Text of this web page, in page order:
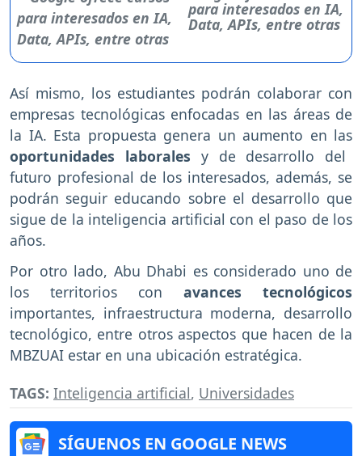
para interesados en IA,
Data, APIs, entre otras
Así mismo, los estudiantes podrán colaborar con
empresas tecnológicas enfocadas en las áreas de
la IA. Esta propuesta genera un aumento en las
oportunidades laborales y de desarrollo del
futuro profesional de los interesados, además, se
podrán seguir educando sobre el desarrollo que
sigue de la inteligencia artificial con el paso de los
años.
Por otro lado, Abu Dhabi es considerado uno de
los territorios con avances tecnológicos
importantes, infraestructura moderna, desarrollo
tecnológico, entre otros aspectos que hacen de la
MBZUAI estar en una ubicación estratégica.
TAGS: Inteligencia artificial, Universidades
SÍGUENOS EN GOOGLE NEWS